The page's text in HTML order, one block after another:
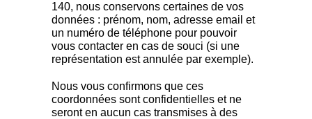
140, nous conservons certaines de vos
données : prénom, nom, adresse email et
un numéro de téléphone pour pouvoir
vous contacter en cas de souci (si une
représentation est annulée par exemple).
Nous vous confirmons que ces
coordonnées sont confidentielles et ne
seront en aucun cas transmises à des